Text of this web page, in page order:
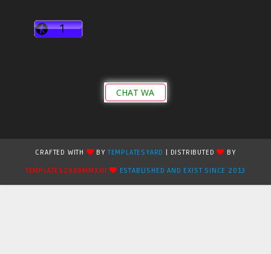
CHAT WA
CRAFTED WITH BYTEMPLATESYARD | DISTRIBUTED
BY
TEMPLATES2909MMXXII
ESTABLISHED AND EXIST SINCE 2013